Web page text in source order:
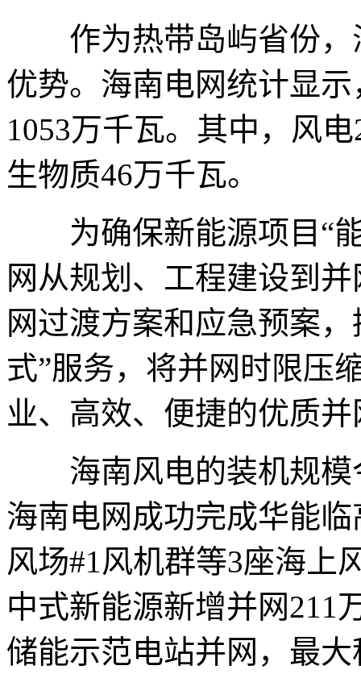
作为热带岛屿省份，
优势。海南电网统计显
1053万千瓦。其中，风
生物质46万千瓦。
为确保新能源项目“能
网从规划、工程建设到
网过渡方案和应急预案
式”服务，将并网时限压
业、高效、便捷的优质
海南风电的装机规模
海南电网成功完成华能
风场#1风机群等3座海上
中式新能源新增并网211
储能示范电站并网，最